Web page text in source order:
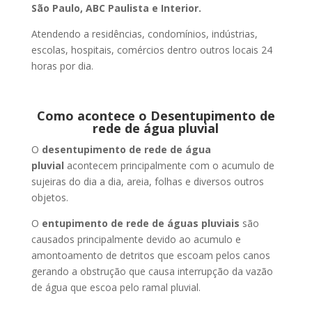
São Paulo, ABC Paulista e Interior.
Atendendo a residências, condomínios, indústrias,
escolas, hospitais, comércios dentro outros locais 24
horas por dia.
Como acontece o Desentupimento de
rede de água pluvial
O desentupimento de rede de água
pluvial acontecem principalmente com o acumulo de
sujeiras do dia a dia, areia, folhas e diversos outros
objetos.
O entupimento de rede de águas pluviais são
causados principalmente devido ao acumulo e
amontoamento de detritos que escoam pelos canos
gerando a obstrução que causa interrupção da vazão
de água que escoa pelo ramal pluvial.